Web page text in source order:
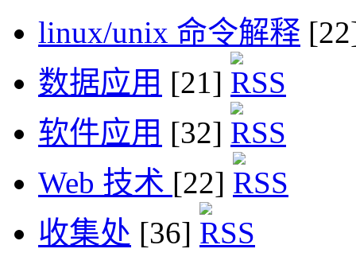
linux/unix 命令解释
数据应用 [21]
软件应用 [32]
Web 技术 [22]
收集处 [36]